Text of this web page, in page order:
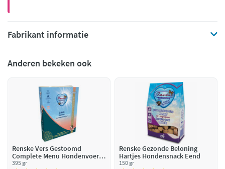
Fabrikant informatie
Anderen bekeken ook
Renske Vers Gestoomd
Complete Menu Hondenvoer
Nat Zalm Graanvrij
395 gr
Renske Gezonde Beloning
Hartjes Hondensnack Eend
150 gr